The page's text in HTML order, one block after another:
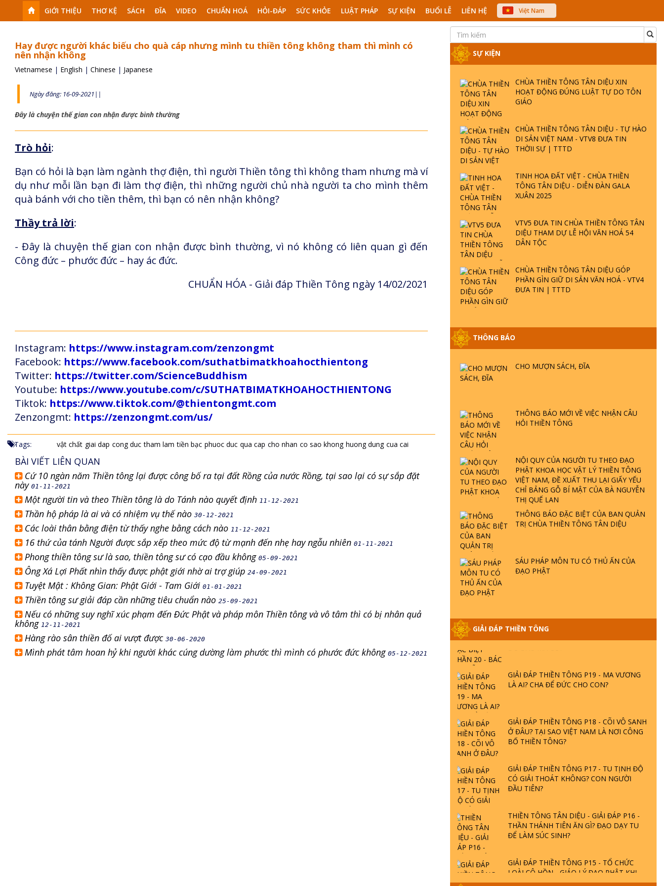
GIỚI THIỆU THƠ KỆ SÁCH ĐĨA VIDEO CHUẨN HOÁ HỎI-ĐÁP SỨC KHỎE LUẬT PHÁP SỰ KIỆN BUỔI LỄ LIÊN HỆ
Việt Nam
中文
Hay được người khác biếu cho quà cáp nhưng mình tu thiền tông không tham thì mình có
nên nhận không
Vietnamese | English | Chinese | Japanese
Ngày đăng: 16-09-2021||
Đây là chuyện thế gian con nhận được bình thường
Trò hỏi:
Bạn có hỏi là bạn làm ngành thợ điện, thì người Thiền tông thì không tham nhưng mà ví
dụ như mỗi lần bạn đi làm thợ điện, thì những người chủ nhà người ta cho mình thêm
quà bánh với cho tiền thêm, thì bạn có nên nhận không?
Thầy trả lời:
- Đây là chuyện thế gian con nhận được bình thường, vì nó không có liên quan gì đến
Công đức – phước đức – hay ác đức.
CHUẨN HÓA - Giải đáp Thiền Tông ngày 14/02/2021
Instagram: https://www.instagram.com/zenzongmt
Facebook: https://www.facebook.com/suthatbimatkhoahocthientong
Twitter: https://twitter.com/ScienceBuddhism
Youtube: https://www.youtube.com/c/SUTHATBIMATKHOAHOCTHIENTONG
Tiktok: https://www.tiktok.com/@thientongmt.com
Zenzongmt: https://zenzongmt.com/us/
Tags: vật chất giai dap cong duc tham lam tiền bạc phuoc duc qua cap cho nhan co sao khong huong dung cua cai
BÀI VIẾT LIÊN QUAN
Cứ 10 ngàn năm Thiền tông lại được công bố ra tại đất Rồng của nước Rồng, tại sao lại có sự sắp đặt
này 01-11-2021
Một người tin và theo Thiền tông là do Tánh nào quyết định 11-12-2021
Thần hộ pháp là ai và có nhiệm vụ thế nào 30-12-2021
Các loài thân bằng điện từ thấy nghe bằng cách nào 11-12-2021
16 thứ của tánh Người được sắp xếp theo mức độ từ mạnh đến nhẹ hay ngẫu nhiên 01-11-2021
Phong thiền tông sư là sao, thiền tông sư có cạo đầu không 05-09-2021
Ông Xá Lợi Phất nhìn thấy được phật giới nhờ ai trợ giúp 24-09-2021
Tuyệt Mật : Không Gian: Phật Giới - Tam Giới 01-01-2021
Thiền tông sư giải đáp cần những tiêu chuẩn nào 25-09-2021
Nếu có những suy nghĩ xúc phạm đến Đức Phật và pháp môn Thiền tông và vô tâm thì có bị nhân quả
không 12-11-2021
Hàng rào sân thiền đố ai vượt được 30-06-2020
Mình phát tâm hoan hỷ khi người khác cúng dường làm phước thì mình có phước đức không 05-12-2021
SỰ KIỆN
CHÙA THIỀN TÔNG TÂN DIỆU XIN
HOẠT ĐỘNG ĐÚNG LUẬT TỰ DO TÔN
GIÁO
CHÙA THIỀN TÔNG TÂN DIỆU - TỰ HÀO
DI SẢN VIỆT NAM - VTV8 ĐƯA TIN
THỜII SỰ | TTTD
TINH HOA ĐẤT VIỆT - CHÙA THIỀN
TÔNG TÂN DIỆU - DIỄN ĐÀN GALA
XUÂN 2025
VTV5 ĐƯA TIN CHÙA THIỀN TÔNG TÂN
DIỆU THAM DỰ LỄ HỘI VĂN HOÁ 54
DÂN TỘC
CHÙA THIỀN TÔNG TÂN DIỆU GÓP
PHẦN GÌN GIỮ DI SẢN VĂN HOÁ - VTV4
ĐƯA TIN | TTTD
THÔNG BÁO
CHO MƯỢN SÁCH, ĐĨA
THÔNG BÁO MỚI VỀ VIỆC NHẬN CÂU
HỎI THIỀN TÔNG
NỘI QUY CỦA NGƯỜI TU THEO ĐẠO
PHẬT KHOA HỌC VẬT LÝ THIỀN TÔNG
VIỆT NAM, ĐỀ XUẤT THU LẠI GIẤY YẾU
CHỈ BẢNG GỖ BÍ MẬT CỦA BÀ NGUYỄN
THỊ QUẾ LAN
THÔNG BÁO ĐẶC BIỆT CỦA BAN QUẢN
TRỊ CHÙA THIỀN TÔNG TÂN DIỆU
SÁU PHÁP MÔN TU CÓ THỦ ẤN CỦA
ĐẠO PHẬT
GIẢI ĐÁP THIỀN TÔNG
GIẢI ĐÁP ĐẶC BIỆT P25 - SUỐT 49 NĂM
PHẬT KHÔNG NÓI? HỘI LONG HOA LÀ
HỘI GÌ? TỬ VÌ ĐẠO
PHẬT GIỚI CÓ THỜI GIAN KHÔNG? |
TTTD
LÀ AI? QUỶ SA TĂNG? | TTTD
GIẢI ĐÁP THIỀN TÔNG ĐẶC BIỆT P22 - TẠI
SAO TRÁI ĐẤT NHIỀU THIÊN TAI - LŨ LỤT
- HỎA HOẠN | TTTD
GIẢI ĐÁP THIỀN TÔNG ĐẶC BIỆT P21 - TẠI
GIẢI ĐÁP VỀ LỄ TIỄN THIỀN TÔNG SƯ
GIẢI ĐÁP THIỀN TÔNG ĐẶC BIỆT PHẦN 20
- BÁC NGUYỄN NHÂN LÀ AI? PHIỀN NÃO
DO ĐÂU MÀ CÓ?
GIẢI ĐÁP THIỀN TÔNG P19 - MA VƯƠNG
LÀ AI? CHA ĐỂ ĐỨC CHO CON?
GIẢI ĐÁP THIỀN TÔNG P18 - CÕI VÔ SANH
Ở ĐÂU? TẠI SAO VIỆT NAM LÀ NƠI CÔNG
BỐ THIỀN TÔNG?
GIẢI ĐÁP THIỀN TÔNG P17 - TU TỊNH ĐỘ
CÓ GIẢI THOÁT KHÔNG? CON NGƯỜI
ĐẦU TIÊN?
THIỀN TÔNG TÂN DIỆU - GIẢI ĐÁP P16 -
THẦN THÁNH TIÊN ĂN GÌ? ĐẠO DẠY TU
ĐỂ LÀM SÚC SINH?
GIẢI ĐÁP THIỀN TÔNG P15 - TỔ CHỨC
LOÀI CÔ HỒN - GIÁO LÝ ĐẠO PHẬT KHI